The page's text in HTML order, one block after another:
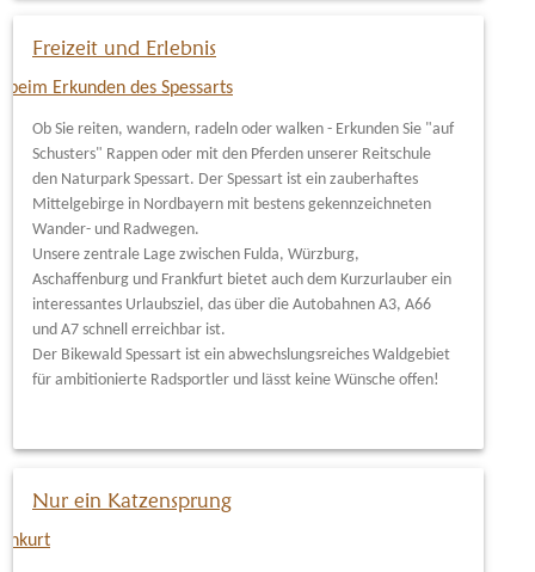
Freizeit und Erlebnis
Ob Sie reiten, wandern, radeln oder walken - Erkunden Sie "auf
Schusters" Rappen oder mit den Pferden unserer Reitschule
den Naturpark Spessart. Der Spessart ist ein zauberhaftes
Mittelgebirge in Nordbayern mit bestens gekennzeichneten
Wander- und Radwegen.
Unsere zentrale Lage zwischen Fulda, Würzburg,
Aschaffenburg und Frankfurt bietet auch dem Kurzurlauber ein
interessantes Urlaubsziel, das über die Autobahnen A3, A66
und A7 schnell erreichbar ist.
Der Bikewald Spessart ist ein abwechslungsreiches Waldgebiet
für ambitionierte Radsportler und lässt keine Wünsche offen!
Nur ein Katzensprung